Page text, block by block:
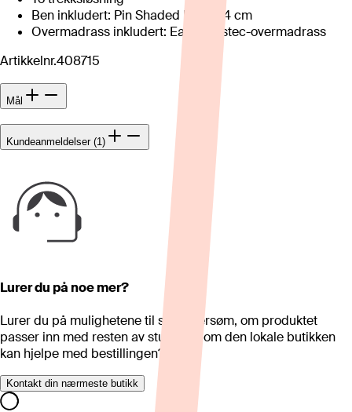
Ben inkludert: Pin Shaded Black 14 cm
Overmadrass inkludert: Earth Elastec-overmadrass
Artikkelnr.408715
Mål
Kundeanmeldelser (1)
Lurer du på noe mer?
Lurer du på mulighetene til skreddersøm, om produktet
passer inn med resten av stua eller om den lokale butikken
kan hjelpe med bestillingen?
Kontakt din nærmeste butikk